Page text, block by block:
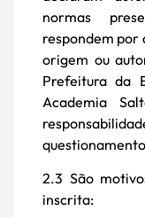
normas
respondem por
origem ou
Prefeitura da
Academia
2.3 São
inscrita: